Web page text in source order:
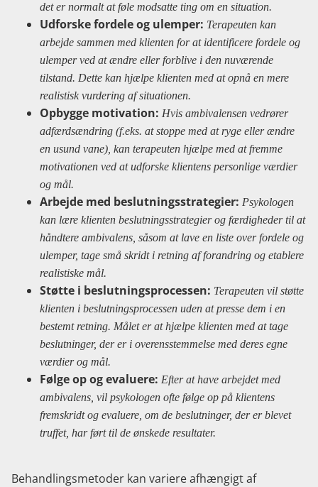
det er normalt at føle modsatte ting om en situation.
Udforske fordele og ulemper: Terapeuten kan
arbejde sammen med klienten for at identificere fordele og
ulemper ved at ændre eller forblive i den nuværende
tilstand. Dette kan hjælpe klienten med at opnå en mere
realistisk vurdering af situationen.
Opbygge motivation: Hvis ambivalensen vedrører
adfærdsændring (f.eks. at stoppe med at ryge eller ændre
en usund vane), kan terapeuten hjælpe med at fremme
motivationen ved at udforske klientens personlige værdier
og mål.
Arbejde med beslutningsstrategier: Psykologen
kan lære klienten beslutningsstrategier og færdigheder til at
håndtere ambivalens, såsom at lave en liste over fordele og
ulemper, tage små skridt i retning af forandring og etablere
realistiske mål.
Støtte i beslutningsprocessen: Terapeuten vil støtte
klienten i beslutningsprocessen uden at presse dem i en
bestemt retning. Målet er at hjælpe klienten med at tage
beslutninger, der er i overensstemmelse med deres egne
værdier og mål.
Følge op og evaluere: Efter at have arbejdet med
ambivalens, vil psykologen ofte følge op på klientens
fremskridt og evaluere, om de beslutninger, der er blevet
truffet, har ført til de ønskede resultater.
Behandlingsmetoder kan variere afhængigt af